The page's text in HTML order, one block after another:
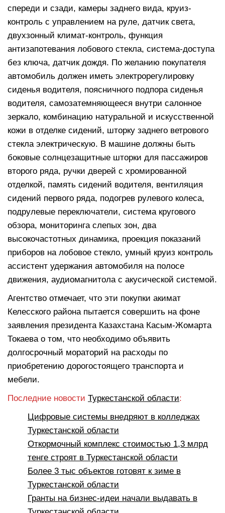
спереди и сзади, камеры заднего вида, круиз-
контроль с управлением на руле, датчик света,
двухзонный климат-контроль, функция
антизапотевания лобового стекла, система-доступа
без ключа, датчик дождя. По желанию покупателя
автомобиль должен иметь электрорегулировку
сиденья водителя, поясничного подпора сиденья
водителя, самозатемняющееся внутри салонное
зеркало, комбинацию натуральной и искусственной
кожи в отделке сидений, шторку заднего ветрового
стекла электрическую. В машине должны быть
боковые солнцезащитные шторки для пассажиров
второго ряда, ручки дверей с хромированной
отделкой, память сидений водителя, вентиляция
сидений первого ряда, подогрев рулевого колеса,
подрулевые переключатели, система кругового
обзора, мониторинга слепых зон, два
высокочастотных динамика, проекция показаний
приборов на лобовое стекло, умный круиз контроль
ассистент удержания автомобиля на полосе
движения, аудиомагнитола с акусической системой.
Агентство отмечает, что эти покупки акимат
Келесского района пытается совершить на фоне
заявления президента Казахстана Касым-Жомарта
Токаева о том, что необходимо объявить
долгосрочный мораторий на расходы по
приобретению дорогостоящего транспорта и
мебели.
Последние новости Туркестанской области:
Цифровые системы внедряют в колледжах
Туркестанской области
Откормочный комплекс стоимостью 1,3 млрд
тенге строят в Туркестанской области
Более 3 тыс объектов готовят к зиме в
Туркестанской области
Гранты на бизнес-идеи начали выдавать в